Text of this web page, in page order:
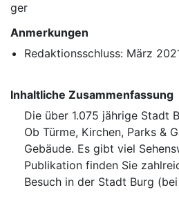
ger
Anmerkungen
Redaktionsschluss: März
Inhaltliche Zusammenfassung
Die über 1.075 jährige Stadt
Ob Türme, Kirchen, Parks &
Gebäude. Es gibt viel
Publikation finden Sie
Besuch in der Stadt Burg